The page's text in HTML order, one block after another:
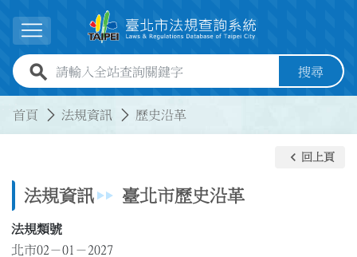
展開選單
全站查詢關鍵字欄位 搜尋
首頁 法規資訊 歷史沿革
法規資訊 臺北市歷史沿革
keyboard_arrow_left 回上頁
法規類號
北市02－01－2027